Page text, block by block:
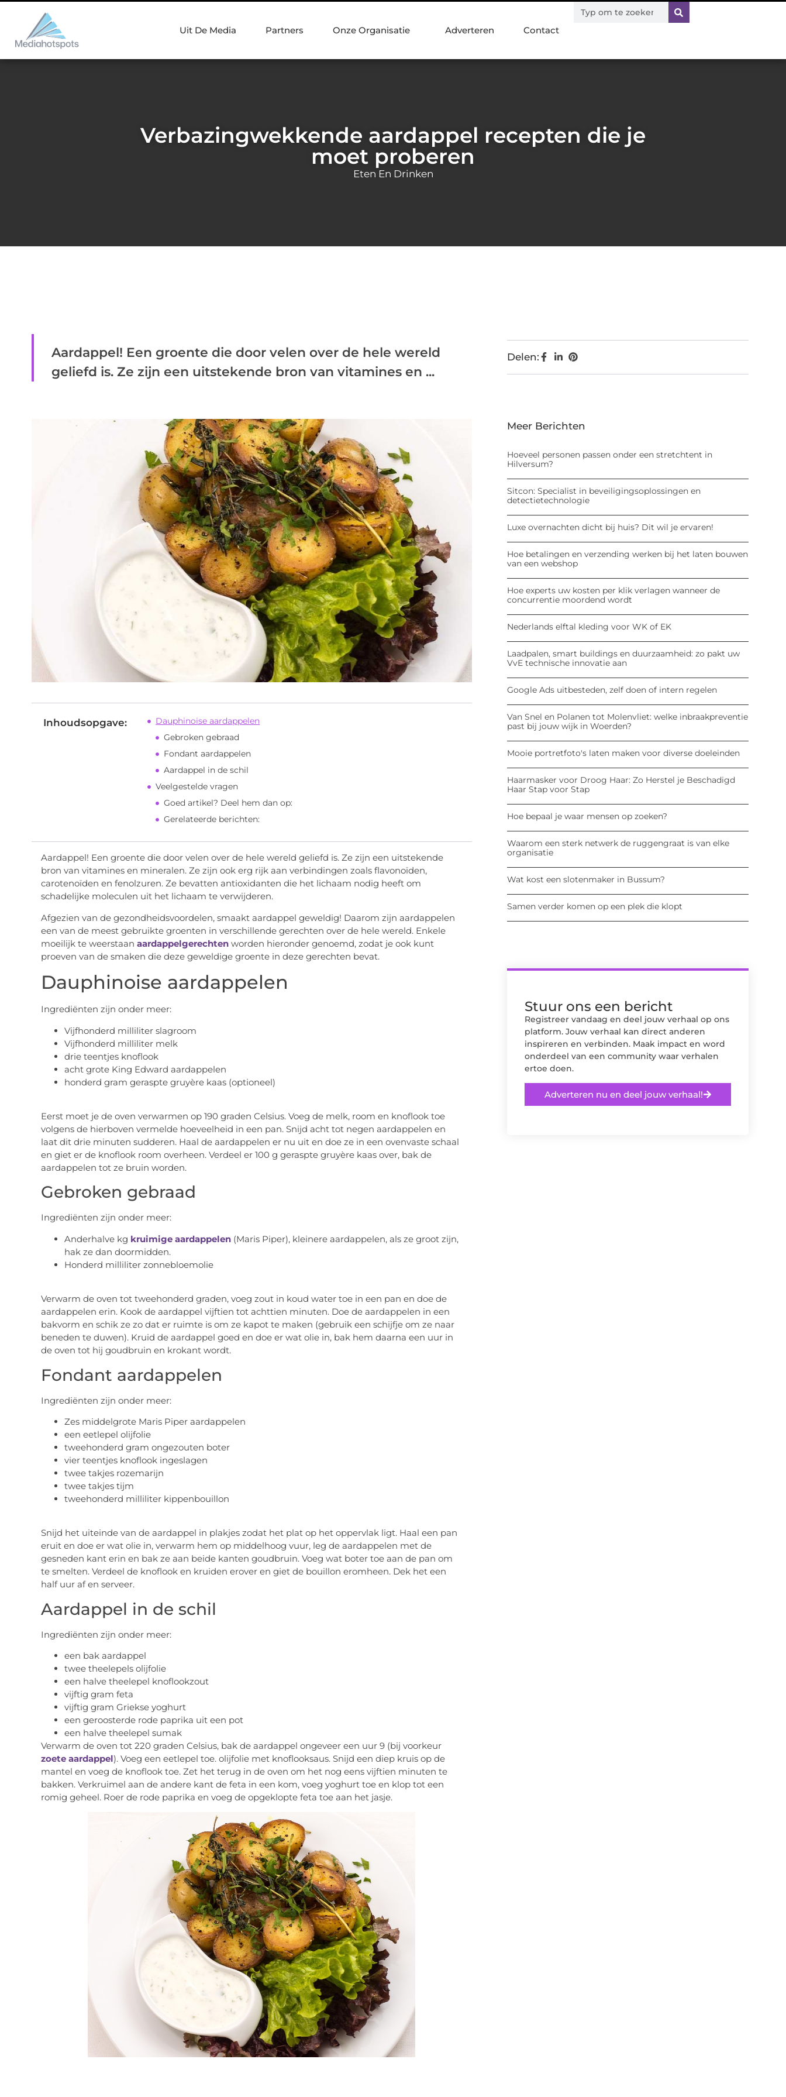
Uit De Media Partners Onze Organisatie Adverteren Contact
Verbazingwekkende aardappel recepten die je
moet proberen
Eten En Drinken
Aardappel! Een groente die door velen over de hele wereld
geliefd is. Ze zijn een uitstekende bron van vitamines en ...
Inhoudsopgave:
Dauphinoise aardappelen
Gebroken gebraad
Fondant aardappelen
Aardappel in de schil
Veelgestelde vragen
Goed artikel? Deel hem dan op:
Gerelateerde berichten:
Aardappel! Een groente die door velen over de hele wereld geliefd is. Ze zijn een uitstekende
bron van vitamines en mineralen. Ze zijn ook erg rijk aan verbindingen zoals flavonoïden,
carotenoïden en fenolzuren. Ze bevatten antioxidanten die het lichaam nodig heeft om
schadelijke moleculen uit het lichaam te verwijderen.
Afgezien van de gezondheidsvoordelen, smaakt aardappel geweldig! Daarom zijn aardappelen
een van de meest gebruikte groenten in verschillende gerechten over de hele wereld. Enkele
moeilijk te weerstaan ​​ aardappelgerechtenworden hieronder genoemd, zodat je ook kunt
proeven van de smaken die deze geweldige groente in deze gerechten bevat.
Dauphinoise aardappelen
Ingrediënten zijn onder meer:
Vijfhonderd milliliter slagroom
Vijfhonderd milliliter melk
drie teentjes knoflook
acht grote King Edward aardappelen
honderd gram geraspte gruyère kaas (optioneel)
Eerst moet je de oven verwarmen op 190 graden Celsius. Voeg de melk, room en knoflook toe
volgens de hierboven vermelde hoeveelheid in een pan. Snijd acht tot negen aardappelen en
laat dit drie minuten sudderen. Haal de aardappelen er nu uit en doe ze in een ovenvaste schaal
en giet er de knoflook room overheen. Verdeel er 100 g geraspte gruyère kaas over, bak de
aardappelen tot ze bruin worden.
Gebroken gebraad
Ingrediënten zijn onder meer:
Anderhalve kg kruimige aardappelen(Maris Piper), kleinere aardappelen, als ze groot zijn,
hak ze dan doormidden.
Honderd milliliter zonnebloemolie
Verwarm de oven tot tweehonderd graden, voeg zout in koud water toe in een pan en doe de
aardappelen erin. Kook de aardappel vijftien tot achttien minuten. Doe de aardappelen in een
bakvorm en schik ze zo dat er ruimte is om ze kapot te maken (gebruik een schijfje om ze naar
beneden te duwen). Kruid de aardappel goed en doe er wat olie in, bak hem daarna een uur in
de oven tot hij goudbruin en krokant wordt.
Fondant aardappelen
Ingrediënten zijn onder meer:
Zes middelgrote Maris Piper aardappelen
een eetlepel olijfolie
tweehonderd gram ongezouten boter
vier teentjes knoflook ingeslagen
twee takjes rozemarijn
twee takjes tijm
tweehonderd milliliter kippenbouillon
Snijd het uiteinde van de aardappel in plakjes zodat het plat op het oppervlak ligt. Haal een pan
eruit en doe er wat olie in, verwarm hem op middelhoog vuur, leg de aardappelen met de
gesneden kant erin en bak ze aan beide kanten goudbruin. Voeg wat boter toe aan de pan om
te smelten. Verdeel de knoflook en kruiden erover en giet de bouillon eromheen. Dek het een
half uur af en serveer.
Aardappel in de schil
Ingrediënten zijn onder meer:
een bak aardappel
twee theelepels olijfolie
een halve theelepel knoflookzout
vijftig gram feta
vijftig gram Griekse yoghurt
een geroosterde rode paprika uit een pot
een halve theelepel sumak
Verwarm de oven tot 220 graden Celsius, bak de aardappel ongeveer een uur 9 (bij voorkeur
zoete aardappel). Voeg een eetlepel toe. olijfolie met knoflooksaus. Snijd een diep kruis op de
mantel en voeg de knoflook toe. Zet het terug in de oven om het nog eens vijftien minuten te
bakken. Verkruimel aan de andere kant de feta in een kom, voeg yoghurt toe en klop tot een
romig geheel. Roer de rode paprika en voeg de opgeklopte feta toe aan het jasje.
Delen:
Meer Berichten
Hoeveel personen passen onder een stretchtent in
Hilversum?
Sitcon: Specialist in beveiligingsoplossingen en
detectietechnologie
Luxe overnachten dicht bij huis? Dit wil je ervaren!
Hoe betalingen en verzending werken bij het laten bouwen
van een webshop
Hoe experts uw kosten per klik verlagen wanneer de
concurrentie moordend wordt
Nederlands elftal kleding voor WK of EK
Laadpalen, smart buildings en duurzaamheid: zo pakt uw
VvE technische innovatie aan
Google Ads uitbesteden, zelf doen of intern regelen
Van Snel en Polanen tot Molenvliet: welke inbraakpreventie
past bij jouw wijk in Woerden?
Mooie portretfoto's laten maken voor diverse doeleinden
Haarmasker voor Droog Haar: Zo Herstel je Beschadigd
Haar Stap voor Stap
Hoe bepaal je waar mensen op zoeken?
Waarom een sterk netwerk de ruggengraat is van elke
organisatie
Wat kost een slotenmaker in Bussum?
Samen verder komen op een plek die klopt
Stuur ons een bericht
Registreer vandaag en deel jouw verhaal op ons
platform. Jouw verhaal kan direct anderen
inspireren en verbinden. Maak impact en word
onderdeel van een community waar verhalen
ertoe doen.
Adverteren nu en deel jouw verhaal!